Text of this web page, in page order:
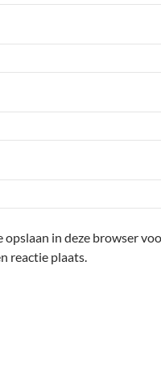
opslaan in deze browser
reactie plaats.